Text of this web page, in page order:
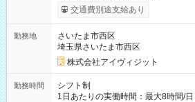
交通費別途支給あり
勤務地
さいたま市西区
埼玉県さいたま市西区
株式会社アイヴィジット
勤務時間
シフト制
1日あたりの実働時間：最大8時間/